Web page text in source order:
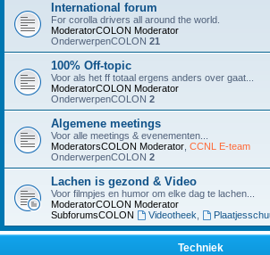
International forum
For corolla drivers all around the world.
ModeratorCOLON Moderator
OnderwerpenCOLON 21
100% Off-topic
Voor als het ff totaal ergens anders over gaat...
ModeratorCOLON Moderator
OnderwerpenCOLON 2
Algemene meetings
Voor alle meetings & evenementen...
ModeratorsCOLON Moderator CCNL E-team
OnderwerpenCOLON 2
Lachen is gezond & Video
Voor filmpjes en humor om elke dag te lachen...
ModeratorCOLON Moderator
SubforumsCOLON
Videotheek
Techniek